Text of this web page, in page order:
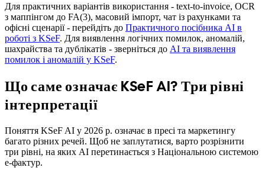
Для практичних варіантів використання - text-to-invoice, OCR
з маппінгом до FA(3), масовий імпорт, чат із рахунками та
офісні сценарії - перейдіть до Практичного посібника AI в
роботі з KSeF. Для виявлення логічних помилок, аномалій,
шахрайства та дублікатів - зверніться до AI та виявлення
помилок і аномалій у KSeF.
Що саме означає KSeF AI? Три рівні
інтерпретації
Поняття KSeF AI у 2026 р. означає в пресі та маркетингу
багато різних речей. Щоб не заплутатися, варто розрізнити
три рівні, на яких AI перетинається з Національною системою
е-фактур.